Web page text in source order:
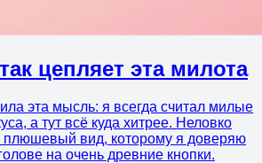
цепляет эта милота
эта мысль: я всегда считал милые
а тут всё куда хитрее. Неловко
плюшевый вид, которому я доверяю
на очень древние кнопки.